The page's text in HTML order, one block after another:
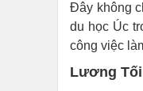
Đây không
du học Úc
công việc
Lương Tối